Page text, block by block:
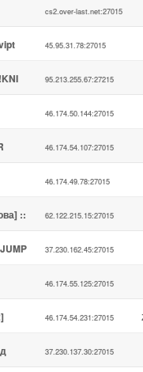
cs2.over-last.net:27015
45.95.31.78:27015
95.213.255.67:27215
46.174.50.144:27015
46.174.54.107:27015
46.174.49.78:27015
:: 62.122.215.15:27015
37.230.162.45:27015
46.174.55.125:27015
46.174.54.231:27015
37.230.137.30:27015